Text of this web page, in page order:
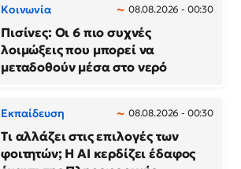
Κοινωνία 08.08.2026 - 00:30
Πισίνες: Οι 6 πιο συχνές
λοιμώξεις που μπορεί να
μεταδοθούν μέσα στο νερό
Εκπαίδευση 08.08.2026 - 00:30
Τι αλλάζει στις επιλογές των
φοιτητών; Η AI κερδίζει έδαφος